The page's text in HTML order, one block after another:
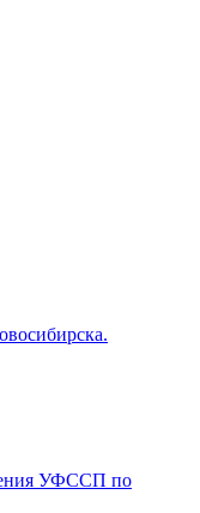
УФССП по